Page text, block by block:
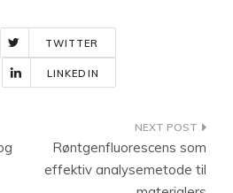
TWITTER
LINKEDIN
Røntgenfluorescens som
effektiv analysemetode til